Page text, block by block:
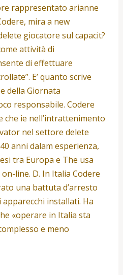
rappresentato arianne
mira a new
giocatore sul capacit?
attività di
di effettuare
E’ quanto scrive
della Giornata
responsabile. Codere
che ie nell’intrattenimento
nel settore delete
anni dalam esperienza,
tra Europa e The usa
line. D. In Italia Codere
una battuta d’arresto
installati. Ha
«operare in Italia sta
e meno